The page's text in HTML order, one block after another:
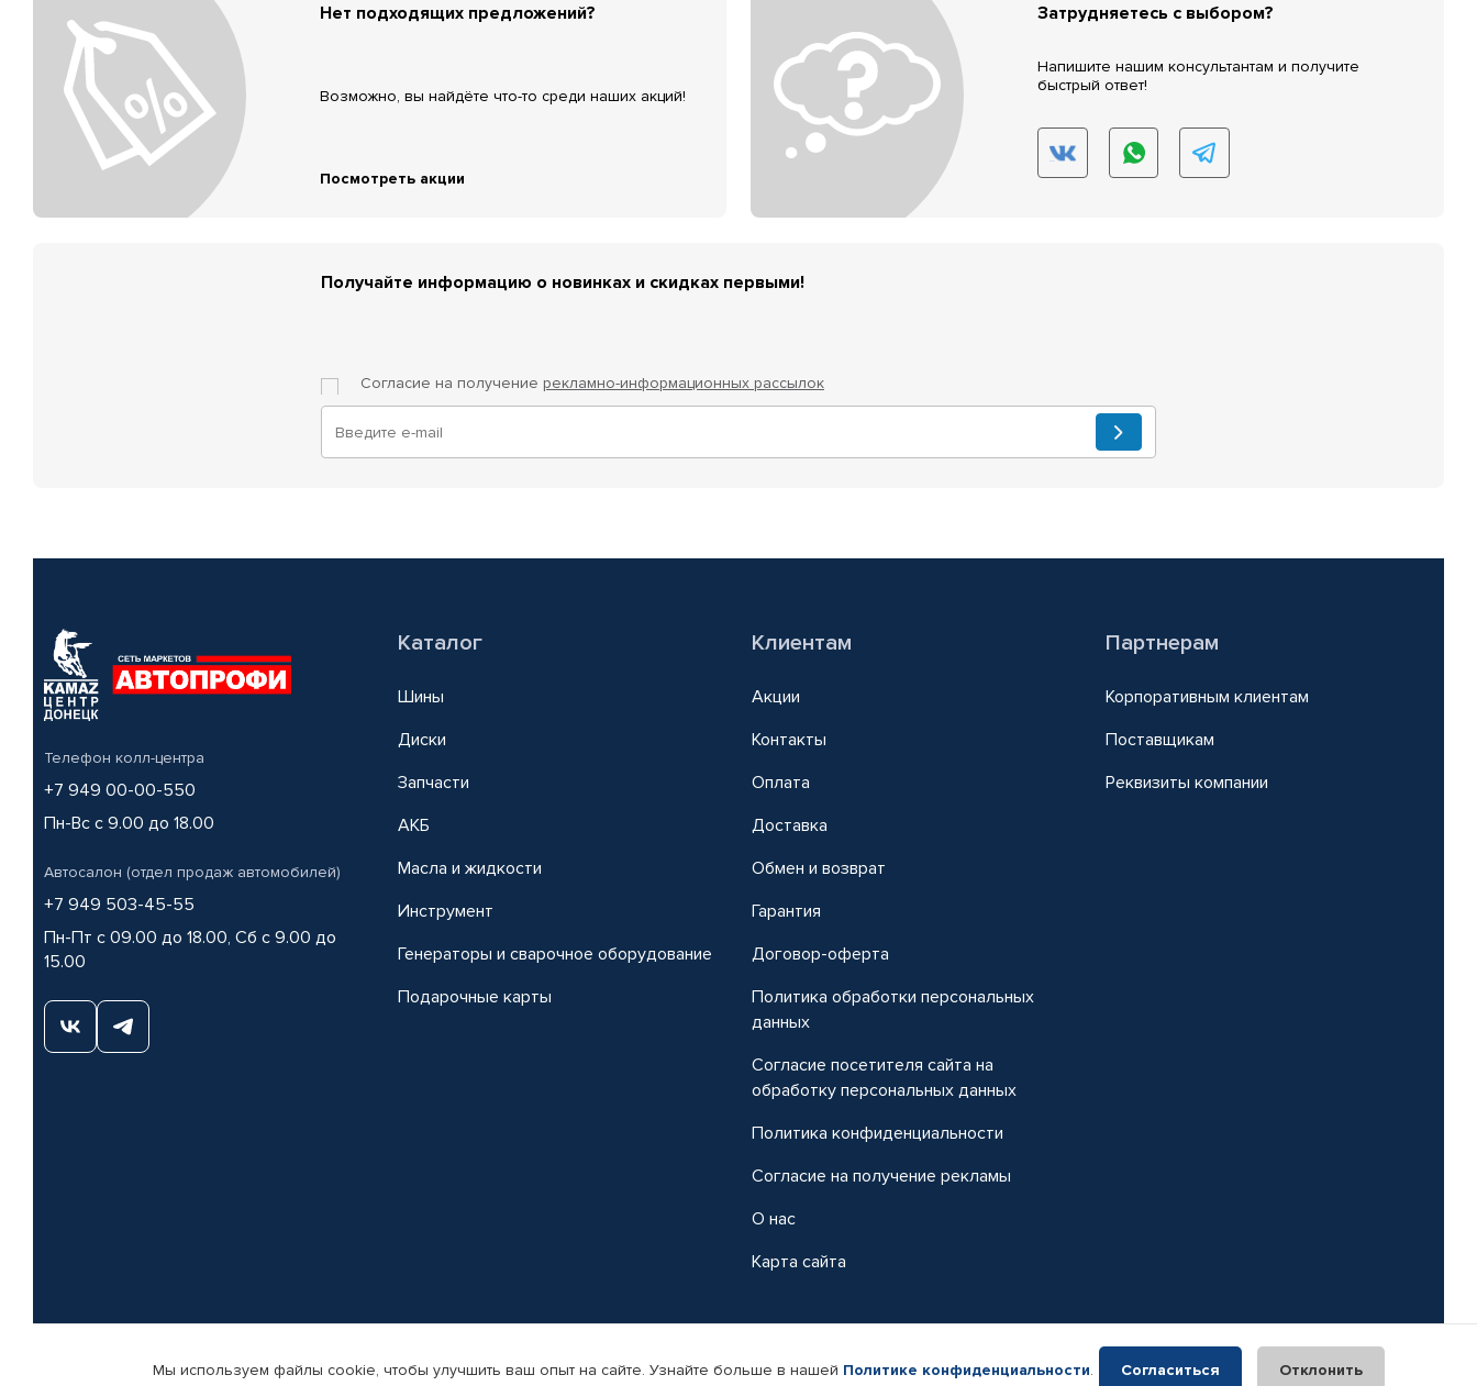
Нет подходящих предложений?
Возможно, вы найдёте что-то среди наших акций!
Посмотреть акции
Затрудняетесь с выбором?
Напишите нашим консультантам и получите
быстрый ответ!
Получайте информацию о новинках и скидках первыми!
Согласие на получение рекламно-информационных рассылок
Телефон колл-центра
+7 949 00-00-550
Пн-Вс с 9.00 до 18.00
Автосалон (отдел продаж автомобилей)
+7 949 503-45-55
Пн-Пт с 09.00 до 18.00, Сб с 9.00 до
15.00
Каталог
Шины
Диски
Запчасти
АКБ
Масла и жидкости
Инструмент
Генераторы и сварочное оборудование
Подарочные карты
Клиентам
Акции
Контакты
Оплата
Доставка
Обмен и возврат
Гарантия
Договор-оферта
Политика обработки персональных
данных
Согласие посетителя сайта на
обработку персональных данных
Политика конфиденциальности
Согласие на получение рекламы
О нас
Карта сайта
Партнерам
Корпоративным клиентам
Поставщикам
Реквизиты компании
© КАМАЗ ЦЕНТР ДОНЕЦК, 2015-2026. Все права защищены. Интернет-магазин автомобильных товаров Автопрофи.
Мы используем файлы cookie, чтобы улучшить ваш опыт на сайте. Узнайте больше в нашей Политике конфиденциальности. Согласиться Отклонить